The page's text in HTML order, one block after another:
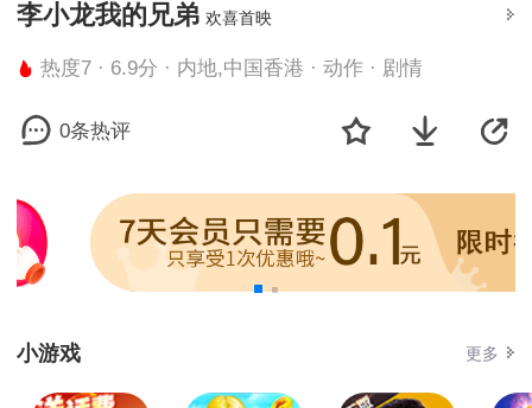
李小龙我的兄弟 欢喜首映
热度7 · 6.9分 · 内地,中国香港 · 动作 · 剧情
0条热评
小游戏 更多